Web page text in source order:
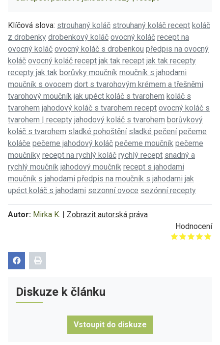
Klíčová slova: strouhaný koláč strouhaný koláč recept koláč
z drobenky drobenkový koláč ovocný koláč recept na
ovocný koláč ovocný koláč s drobenkou předpis na ovocný
koláč ovocný koláč recept jak tak recept jak tak recepty
recepty jak tak borůvky moučník moučník s jahodami
moučník s ovocem dort s tvarohovým krémem a třešněmi
tvarohový moučník jak upéct koláč s tvarohem koláč s
tvarohem jahodový koláč s tvarohem recept ovocný koláč s
tvarohem | recepty jahodový koláč s tvarohem borůvkový
koláč s tvarohem sladké pohoštění sladké pečení pečeme
koláče pečeme jahodový koláč pečeme moučník pečeme
moučníky recept na rychlý koláč rychlý recept snadný a
rychlý moučník jahodový moučník recept s jahodami
moučník s jahodami předpis na moučník s jahodami jak
upéct koláč s jahodami sezonní ovoce sezónní recepty
Autor: Mirka K. | Zobrazit autorská práva
Hodnocení
Give it 1/5
Give it 2/5
Give it 3/5
Give it 4/5
Give it 5/5
Diskuze k článku
Vstoupit do diskuze